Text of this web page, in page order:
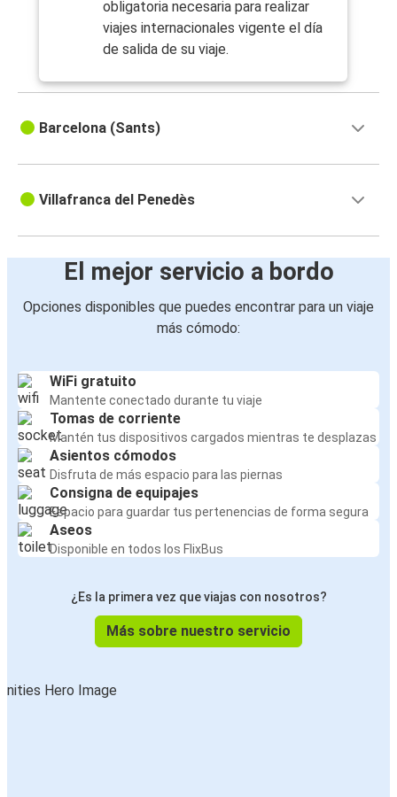
obligatoria necesaria para realizar
viajes internacionales vigente el día
de salida de su viaje.
Barcelona (Sants)
Villafranca del Penedès
El mejor servicio a bordo
Opciones disponibles que puedes encontrar para un viaje
más cómodo:
WiFi gratuito
Mantente conectado durante tu viaje
Tomas de corriente
Mantén tus dispositivos cargados mientras te desplazas
Asientos cómodos
Disfruta de más espacio para las piernas
Consigna de equipajes
Espacio para guardar tus pertenencias de forma segura
Aseos
Disponible en todos los FlixBus
¿Es la primera vez que viajas con nosotros?
Más sobre nuestro servicio